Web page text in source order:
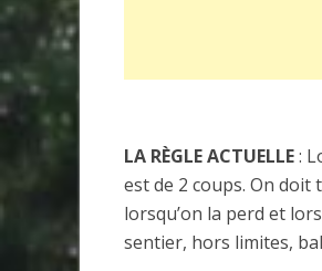
LA RÈGLE ACTUELLE:
est de 2 coups. On doit
lorsqu’on la perd et
sentier, hors limites,